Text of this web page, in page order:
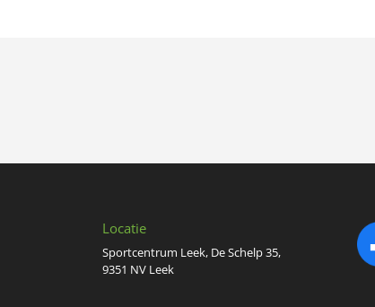
Locatie
Sportcentrum Leek, De Schelp 35,
9351 NV Leek